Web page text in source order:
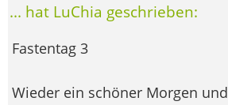
... hat LuChia geschrieben:
Fastentag 3
Wieder ein schöner Morgen und